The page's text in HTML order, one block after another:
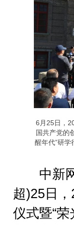
6月25日，
国共产党的
醒年代”研
中新网
超)25日，
仪式暨“